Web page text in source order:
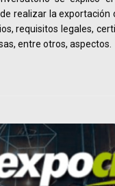
realizar la exportación
requisitos legales,
entre otros, aspectos.